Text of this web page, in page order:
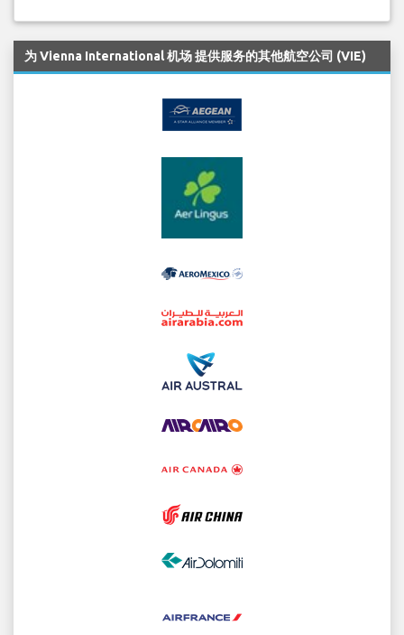
为 Vienna International 机场 提供服务的其他航空公司 (VIE)